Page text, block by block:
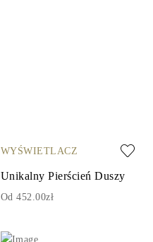
WYŚWIETLACZ
Unikalny Pierścień Duszy
Od 452.00zł